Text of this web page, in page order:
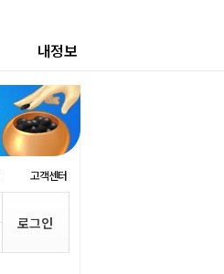
내정보
고객센터